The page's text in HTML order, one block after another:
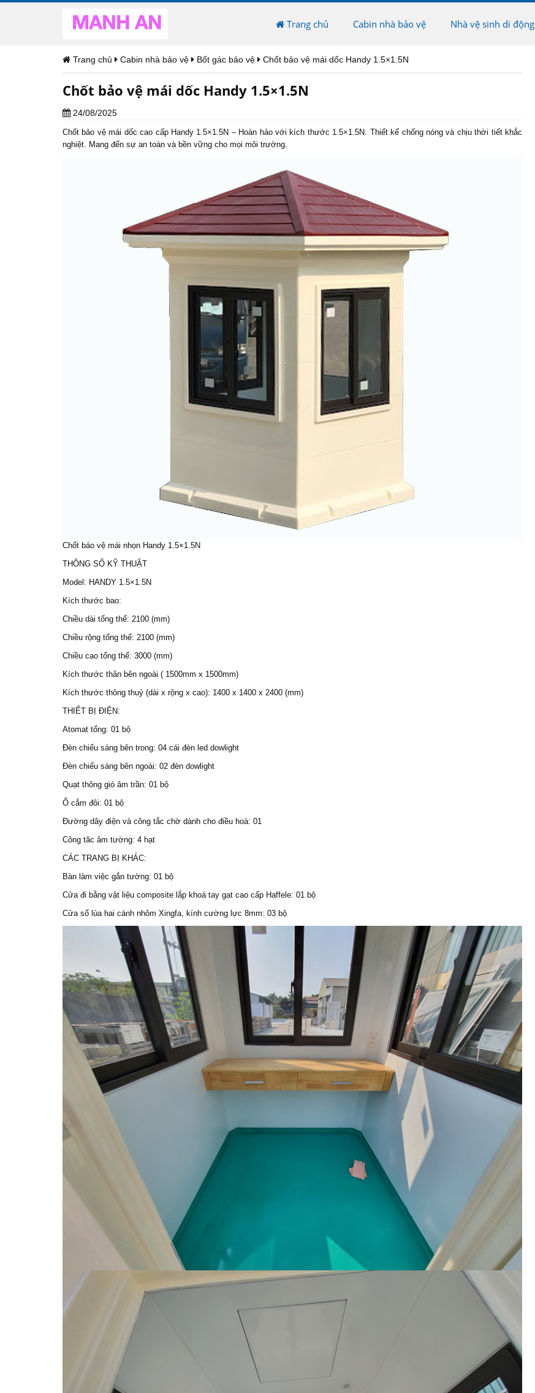
Trang chủ Cabin nhà bảo vệ Nhà vệ sinh di động
Trang chủ Cabin nhà bảo vệ Bốt gác bảo vệ Chốt bảo vệ mái dốc Handy 1.5×1.5N
Chốt bảo vệ mái dốc Handy 1.5×1.5N
24/08/2025
Chốt bảo vệmái dốc cao cấp Handy 1.5×1.5N – Hoàn hảo với kích thước 1.5×1.5N. Thiết kế chống nóng và chịu thời tiết khắc
nghiệt. Mang đến sự an toàn và bền vững cho mọi môi trường.
Chốt bảo vệ mái nhọn Handy 1.5×1.5N
THÔNG SỐ KỸ THUẬT
Model: HANDY 1.5×1.5N
Kích thước bao:
Chiều dài tổng thể: 2100 (mm)
Chiều rộng tổng thể: 2100 (mm)
Chiều cao tổng thể: 3000 (mm)
Kích thước thân bên ngoài ( 1500mm x 1500mm)
Kích thước thông thuỷ (dài x rộng x cao): 1400 x 1400 x 2400 (mm)
THIẾT BỊ ĐIỆN:
Atomat tổng: 01 bộ
Đèn chiếu sáng bên trong: 04 cái đèn led dowlight
Đèn chiếu sáng bên ngoài: 02 đèn dowlight
Quạt thông gió âm trần: 01 bộ
Ổ cắm đôi: 01 bộ
Đường dây điện và công tắc chờ dành cho điều hoà: 01
Công tăc âm tường: 4 hạt
CÁC TRANG BỊ KHÁC:
Bàn làm việc gắn tường: 01 bộ
Cửa đi bằng vật liệu composite lắp khoá tay gạt cao cấp Haffele: 01 bộ
Cửa sổ lùa hai cánh nhôm Xingfa, kính cường lực 8mm: 03 bộ